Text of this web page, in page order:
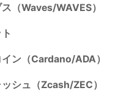
（Waves/WAVES）
ン（Cardano/ADA）
シュ（Zcash/ZEC）